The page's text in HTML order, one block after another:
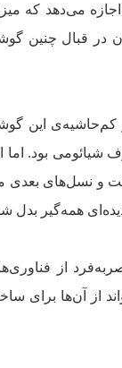
می‌دهد که
در قبال چنین
کم‌حاشیه‌ی این
شیائومی بود. اما
و نسل‌های بعدی
از
از آن‌ها برای